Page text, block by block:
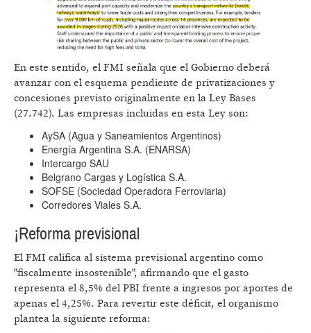
En este sentido, el FMI señala que el Gobierno deberá
avanzar con el esquema pendiente de privatizaciones y
concesiones previsto originalmente en la Ley Bases
(27.742). Las empresas incluidas en esta Ley son:
AySA (Agua y Saneamientos Argentinos)
Energía Argentina S.A. (ENARSA)
Intercargo SAU
Belgrano Cargas y Logística S.A.
SOFSE (Sociedad Operadora Ferroviaria)
Corredores Viales S.A.
¡Reforma previsional
El FMI califica al sistema previsional argentino como
"fiscalmente insostenible", afirmando que el gasto
representa el 8,5% del PBI frente a ingresos por aportes de
apenas el 4,25%. Para revertir este déficit, el organismo
plantea la siguiente reforma: